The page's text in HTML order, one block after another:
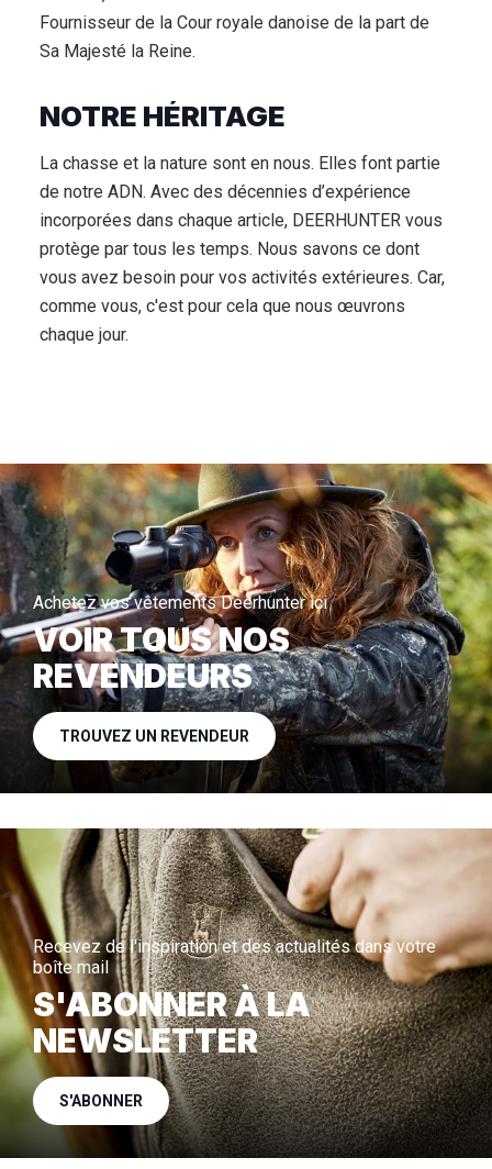
Fournisseur de la Cour royale danoise de la part de
Sa Majesté la Reine.
NOTRE HÉRITAGE
La chasse et la nature sont en nous. Elles font partie
de notre ADN. Avec des décennies d’expérience
incorporées dans chaque article, DEERHUNTER vous
protège par tous les temps. Nous savons ce dont
vous avez besoin pour vos activités extérieures. Car,
comme vous, c'est pour cela que nous œuvrons
chaque jour.
Achetez vos vêtements Deerhunter ici
VOIR TOUS NOS
REVENDEURS
TROUVEZ UN REVENDEUR
Recevez de l'inspiration et des actualités dans votre
boîte mail
S'ABONNER À LA
NEWSLETTER
S'ABONNER